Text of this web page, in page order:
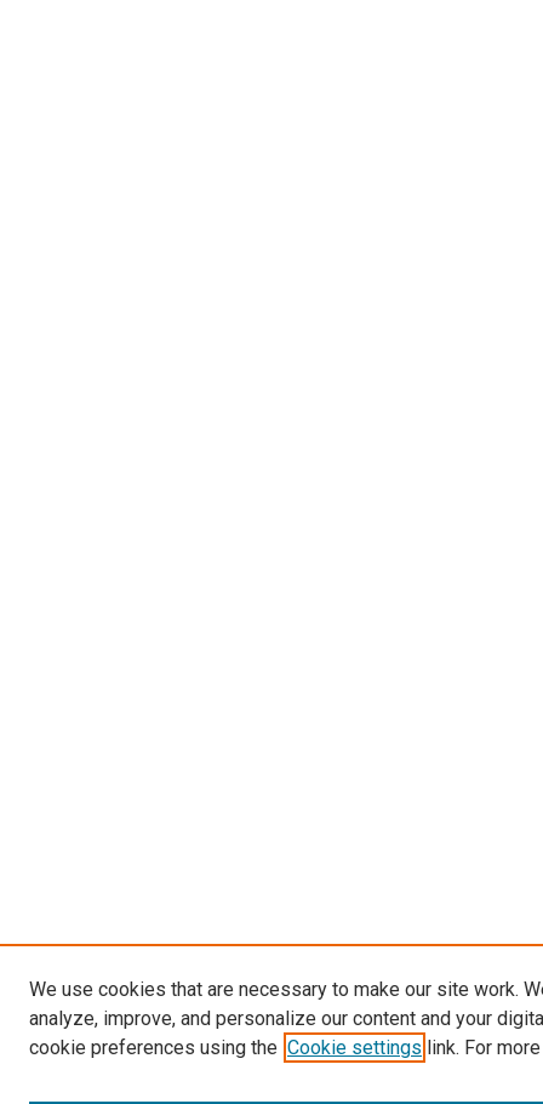
We use cookies that are necessary to make our site work.
analyze, improve, and personalize our content and your
cookie preferences using the Cookie settings link. For